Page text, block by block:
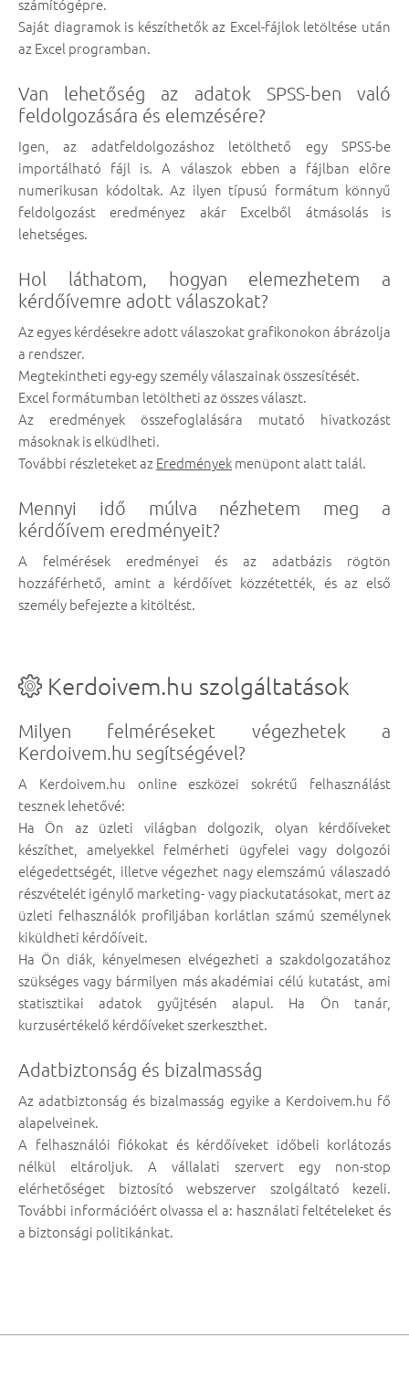
számítógépre.
Saját diagramok is készíthetők az Excel-fájlok letöltése után
az Excel programban.
Van lehetőség az adatok SPSS-ben való
feldolgozására és elemzésére?
Igen, az adatfeldolgozáshoz letölthető egy SPSS-be
importálható fájl is. A válaszok ebben a fájlban előre
numerikusan kódoltak. Az ilyen típusú formátum könnyű
feldolgozást eredményez akár Excelből átmásolás is
lehetséges.
Hol láthatom, hogyan elemezhetem a
kérdőívemre adott válaszokat?
Az egyes kérdésekre adott válaszokat grafikonokon ábrázolja
a rendszer.
Megtekintheti egy-egy személy válaszainak összesítését.
Excel formátumban letöltheti az összes választ.
Az eredmények összefoglalására mutató hivatkozást
másoknak is elküdlheti.
További részleteket az Eredményekmenüpont alatt talál.
Mennyi idő múlva nézhetem meg a
kérdőívem eredményeit?
A felmérések eredményei és az adatbázis rögtön
hozzáférhető, amint a kérdőívet közzétették, és az első
személy befejezte a kitöltést.
Kerdoivem.hu szolgáltatások
Milyen felméréseket végezhetek a
Kerdoivem.hu segítségével?
A Kerdoivem.hu online eszközei sokrétű felhasználást
tesznek lehetővé:
Ha Ön az üzleti világban dolgozik, olyan kérdőíveket
készíthet, amelyekkel felmérheti ügyfelei vagy dolgozói
elégedettségét, illetve végezhet nagy elemszámú válaszadó
részvételét igénylő marketing- vagy piackutatásokat, mert az
üzleti felhasználók profiljában korlátlan számú személynek
kiküldheti kérdőíveit.
Ha Ön diák, kényelmesen elvégezheti a szakdolgozatához
szükséges vagy bármilyen más akadémiai célú kutatást, ami
statisztikai adatok gyűjtésén alapul. Ha Ön tanár,
kurzusértékelő kérdőíveket szerkeszthet.
Adatbiztonság és bizalmasság
Az adatbiztonság és bizalmasság egyike a Kerdoivem.hu fő
alapelveinek.
A felhasználói fiókokat és kérdőíveket időbeli korlátozás
nélkül eltároljuk. A vállalati szervert egy non-stop
elérhetőséget biztosító webszerver szolgáltató kezeli.
További információért olvassa el a: használati feltételeket és
a biztonsági politikánkat.